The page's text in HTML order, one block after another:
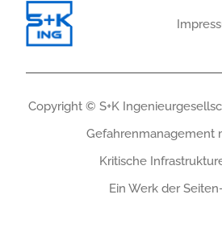
Copyright © S+K
Gefahrenmanagement
Kritische
Ein Werk der